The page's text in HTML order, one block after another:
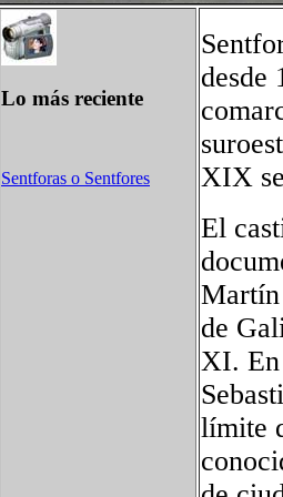
Lo más reciente
Sentforas o Sentfores
desde
XIX
El
Martín
de
XI. En
límite